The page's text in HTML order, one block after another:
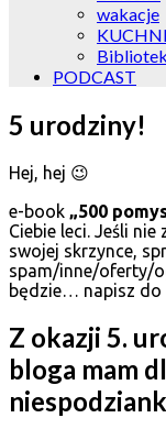
wakacje
PODCAST
5 urodziny!
Hej, hej 😉
e-book „500
Ciebie leci. Jeśli
swojej skrzynce,
spam/inne/oferty/
będzie… napisz do
Z okazji 5.
bloga mam